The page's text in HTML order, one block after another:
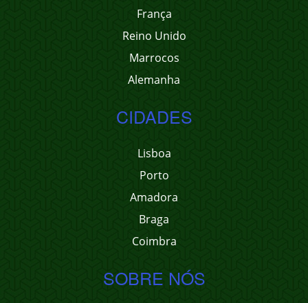
França
Reino Unido
Marrocos
Alemanha
CIDADES
Lisboa
Porto
Amadora
Braga
Coimbra
SOBRE NÓS